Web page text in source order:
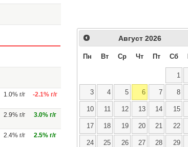
1.0% г/г -2.1% г/г
2.9% г/г 3.0% г/г
2.4% г/г 2.5% г/г
Август 2026
Пн Вт Ср Чт Пт Сб
1
3 4 5 6 7 8
10 11 12 13 14 15
17 18 19 20 21 22
24 25 26 27 28 29